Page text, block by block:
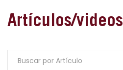
Artículos/videos